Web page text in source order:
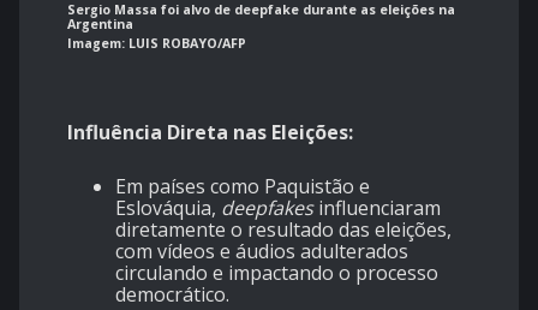
Sergio Massa foi alvo de deepfake durante as eleições na
Argentina
Imagem: LUIS ROBAYO/AFP
Influência Direta nas Eleições:
Em países como Paquistão e
Eslováquia, deepfakesinfluenciaram
diretamente o resultado das eleições,
com vídeos e áudios adulterados
circulando e impactando o processo
democrático.